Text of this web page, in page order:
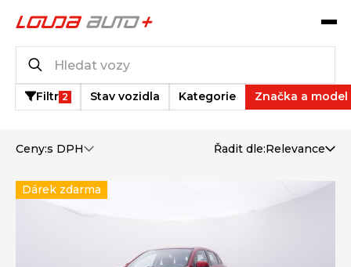
Filtr 2 Stav vozidla Kategorie Značka a model
Ceny:s DPH Řadit dle:Relevance
Dárek zdarma